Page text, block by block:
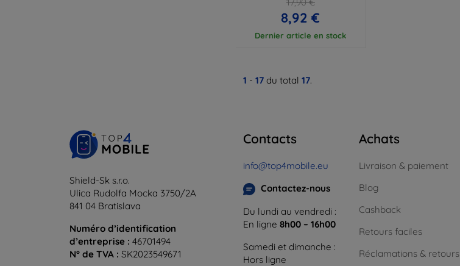
8,92 €
Dernier article en stock
1 - 17 du total 17.
Shield-Sk s.r.o.
Ulica Rudolfa Mocka 3750/2A
841 04 Bratislava
Numéro d’identification
d’entreprise : 46701494
N° de TVA : SK2023549671
Contacts
info@top4mobile.eu
Contactez-nous
Du lundi au vendredi :
En ligne 8h00 – 16h00
Samedi et dimanche :
Hors ligne
Achats
Livraison & paiement
Blog
Cashback
Retours faciles
Réclamations & retours